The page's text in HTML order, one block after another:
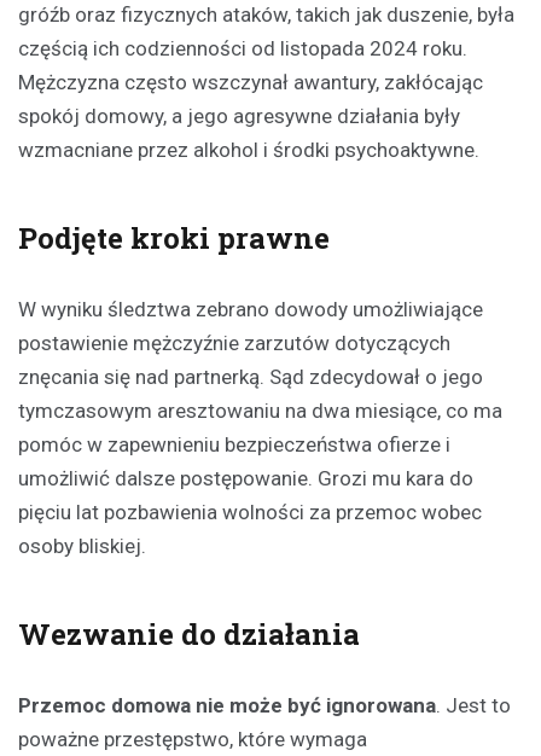
gróźb oraz fizycznych ataków, takich jak duszenie, była
częścią ich codzienności od listopada 2024 roku.
Mężczyzna często wszczynał awantury, zakłócając
spokój domowy, a jego agresywne działania były
wzmacniane przez alkohol i środki psychoaktywne.
Podjęte kroki prawne
W wyniku śledztwa zebrano dowody umożliwiające
postawienie mężczyźnie zarzutów dotyczących
znęcania się nad partnerką. Sąd zdecydował o jego
tymczasowym aresztowaniu na dwa miesiące, co ma
pomóc w zapewnieniu bezpieczeństwa ofierze i
umożliwić dalsze postępowanie. Grozi mu kara do
pięciu lat pozbawienia wolności za przemoc wobec
osoby bliskiej.
Wezwanie do działania
Przemoc domowa nie może być ignorowana. Jest to
poważne przestępstwo, które wymaga